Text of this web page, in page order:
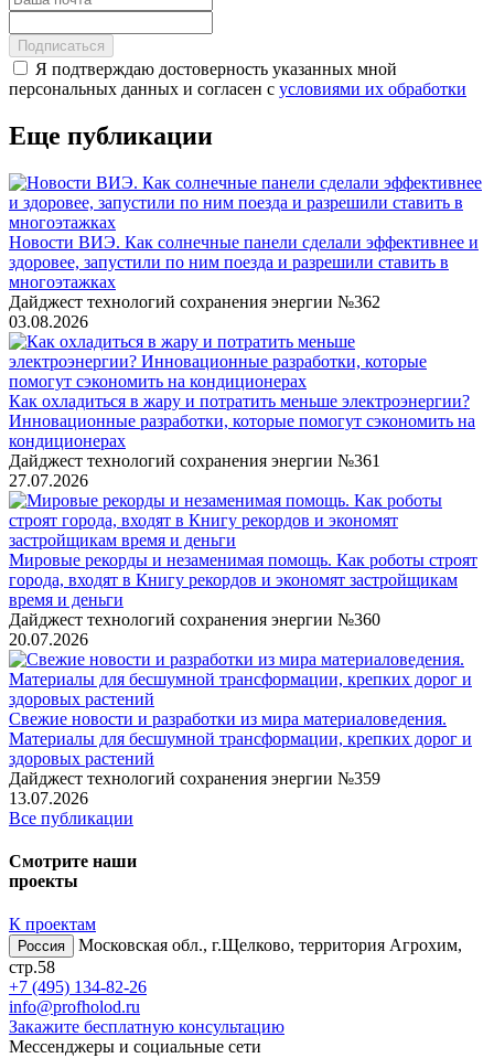
Подписаться
Я подтверждаю достоверность указанных мной
персональных данных и согласен с условиями их обработки
Еще публикации
Новости ВИЭ. Как солнечные панели сделали эффективнее и
здоровее, запустили по ним поезда и разрешили ставить в
многоэтажках
Дайджест технологий сохранения энергии №362
03.08.2026
Как охладиться в жару и потратить меньше электроэнергии?
Инновационные разработки, которые помогут сэкономить на
кондиционерах
Дайджест технологий сохранения энергии №361
27.07.2026
Мировые рекорды и незаменимая помощь. Как роботы строят
города, входят в Книгу рекордов и экономят застройщикам
время и деньги
Дайджест технологий сохранения энергии №360
20.07.2026
Свежие новости и разработки из мира материаловедения.
Материалы для бесшумной трансформации, крепких дорог и
здоровых растений
Дайджест технологий сохранения энергии №359
13.07.2026
Все публикации
Смотрите наши
проекты
К проектам
Россия
Московская обл., г.Щелково, территория Агрохим,
стр.58
+7 (495) 134-82-26
info@profholod.ru
Закажите бесплатную консультацию
Мессенджеры и социальные сети